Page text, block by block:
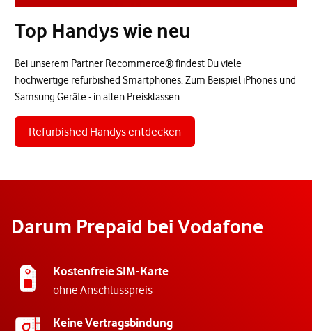
Top Handys wie neu
Bei unserem Partner Recommerce® findest Du viele
hochwertige refurbished Smartphones. Zum Beispiel iPhones und
Samsung Geräte - in allen Preisklassen
Refurbished Handys entdecken
Darum Prepaid bei Vodafone
Kostenfreie SIM-Karte
ohne Anschlusspreis
Keine Vertragsbindung